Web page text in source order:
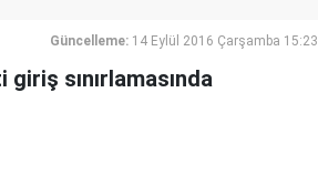
Güncelleme: 14 Eylül 2016 Çarşamba 15:23
sınırlamasında